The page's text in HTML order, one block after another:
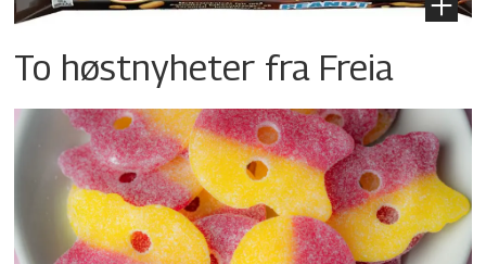
To høstnyheter fra Freia